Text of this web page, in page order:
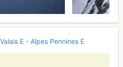
Valais E - Alpes Pennines E